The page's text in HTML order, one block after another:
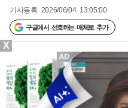
기사등록 2026/06/04 13:05:00
구글에서 선호하는 매체로 추가
X